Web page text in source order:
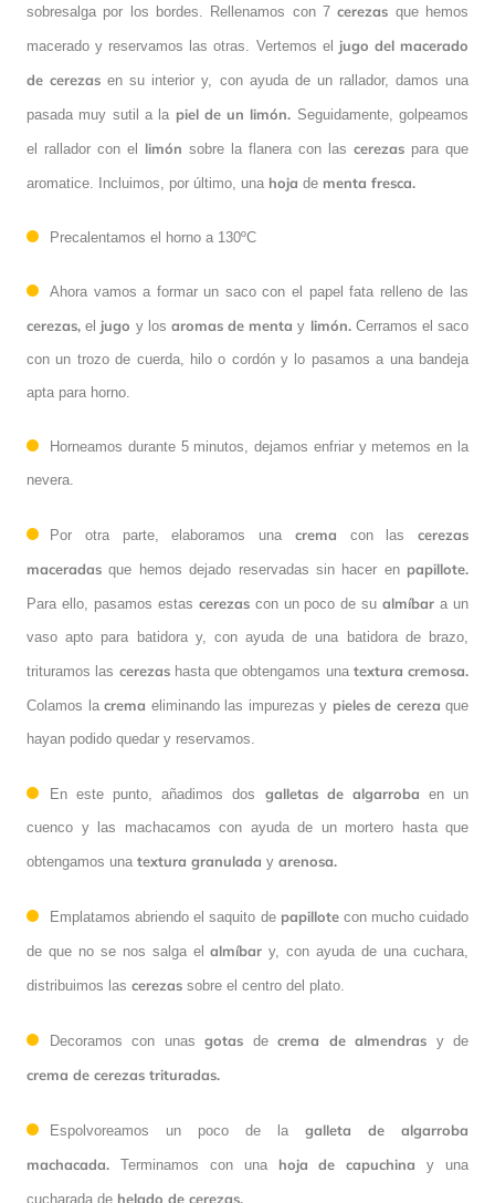
sobresalga por los bordes. Rellenamos con 7cerezas que hemos
macerado y reservamos las otras. Vertemos el jugo del macerado
de cerezas en su interior y, con ayuda de un rallador, damos una
pasada muy sutil a la piel de un limón. Seguidamente, golpeamos
el rallador con el limón sobre la flanera con las cerezas para que
aromatice. Incluimos, por último, una hoja de menta fresca.
Precalentamos el horno a 130ºC
Ahora vamos a formar un saco con el papel fata relleno de las
cerezas, el jugo y los aromas de menta y limón.Cerramos el saco
con un trozo de cuerda, hilo o cordón y lo pasamos a una bandeja
apta para horno.
Horneamos durante 5 minutos, dejamos enfriar y metemos en la
nevera.
Por otra parte, elaboramos una crema con las cerezas
maceradas que hemos dejado reservadas sin hacer en papillote.
Para ello, pasamos estas cerezascon un poco de sualmíbar a un
vaso apto para batidora y, con ayuda de una batidora de brazo,
trituramos las cerezashasta que obtengamos una textura cremosa.
Colamos la crema eliminando las impurezas y pieles de cereza que
hayan podido quedar y reservamos.
En este punto, añadimos dos galletas de algarroba en un
cuenco y las machacamos con ayuda de un mortero hasta que
obtengamos una textura granulada y arenosa.
Emplatamos abriendo el saquito de papillotecon mucho cuidado
de que no se nos salga elalmíbar y, con ayuda de una cuchara,
distribuimos las cerezas sobre el centro del plato.
Decoramos con unasgotas decrema de almendras y de
crema de cerezas trituradas.
Espolvoreamos un poco de la galleta de algarroba
machacada. Terminamos con una hoja de capuchina y una
cucharada de helado de cerezas.